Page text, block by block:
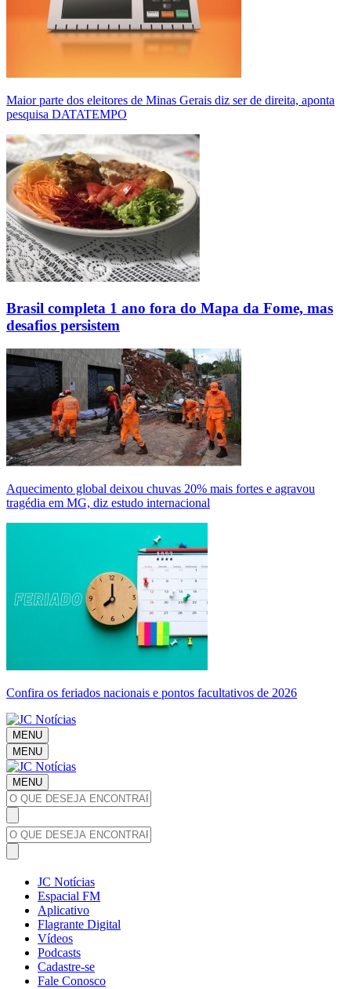
Maior parte dos eleitores de Minas Gerais diz ser de direita, aponta
pesquisa DATATEMPO
Brasil completa 1 ano fora do Mapa da Fome, mas
desafios persistem
Aquecimento global deixou chuvas 20% mais fortes e agravou
tragédia em MG, diz estudo internacional
Confira os feriados nacionais e pontos facultativos de 2026
MENU
MENU
MENU
JC Notícias
Espacial FM
Aplicativo
Flagrante Digital
Vídeos
Podcasts
Cadastre-se
Fale Conosco